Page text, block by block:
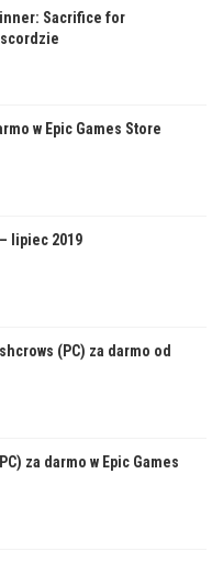
Sacrifice for
w Epic Games Store
lipiec 2019
(PC) za darmo od
za darmo w Epic Games